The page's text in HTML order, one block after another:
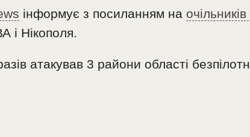
інформує з посиланням на
і Нікополя.
атакував 3 райони області